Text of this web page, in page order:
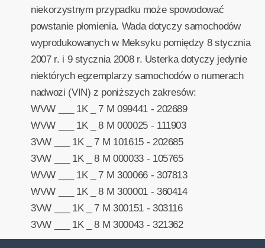
niekorzystnym przypadku może spowodować
powstanie płomienia. Wada dotyczy samochodów
wyprodukowanych w Meksyku pomiędzy 8 stycznia
2007 r. i 9 stycznia 2008 r. Usterka dotyczy jedynie
niektórych egzemplarzy samochodów o numerach
nadwozi (VIN) z poniższych zakresów:
WVW ___ 1K _ 7 M 099441 - 202689
WVW ___ 1K _ 8 M 000025 - 111903
3VW ___ 1K _ 7 M 101615 - 202685
3VW ___ 1K _ 8 M 000033 - 105765
WVW ___ 1K _ 7 M 300066 - 307813
WVW ___ 1K _ 8 M 300001 - 360414
3VW ___ 1K _ 7 M 300151 - 303116
3VW ___ 1K _ 8 M 300043 - 321362